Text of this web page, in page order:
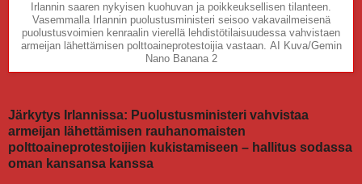
Irlannin saaren nykyisen kuohuvan ja poikkeuksellisen tilanteen.
Vasemmalla Irlannin puolustusministeri seisoo vakavailmeisenä
puolustusvoimien kenraalin vierellä lehdistötilaisuudessa vahvistaen
armeijan lähettämisen polttoaineprotestoijia vastaan. AI Kuva/Gemin
Nano Banana 2
Järkytys Irlannissa: Puolustusministeri vahvistaa
armeijan lähettämisen rauhanomaisten
polttoaineprotestoijien kukistamiseen – hallitus sodassa
oman kansansa kanssa